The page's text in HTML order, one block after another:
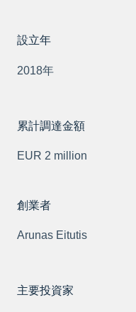
設立年
2018年
累計調達金額
EUR 2 million
創業者
Arunas Eitutis
主要投資家